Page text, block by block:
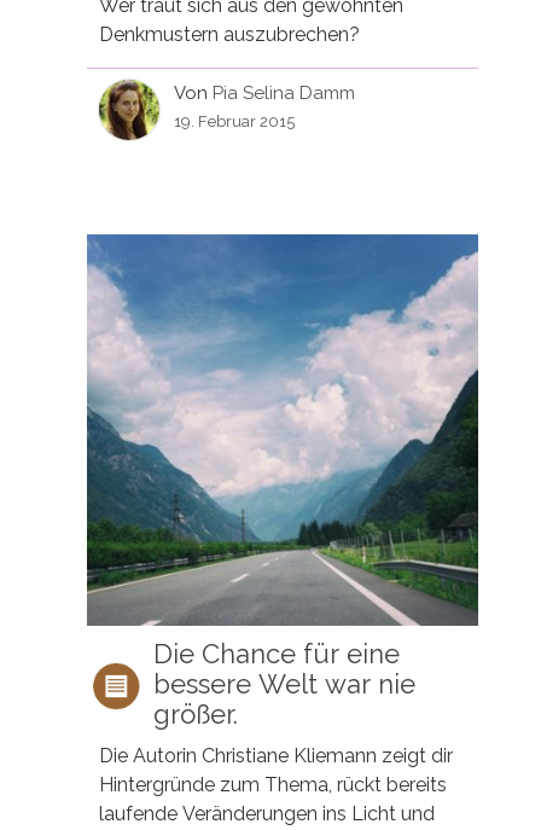
Wer traut sich aus den gewohnten
Denkmustern auszubrechen?
Von Pia Selina Damm
19. Februar 2015
Die Chance für eine
bessere Welt war nie
größer.
Die Autorin Christiane Kliemann zeigt dir
Hintergründe zum Thema, rückt bereits
laufende Veränderungen ins Licht und